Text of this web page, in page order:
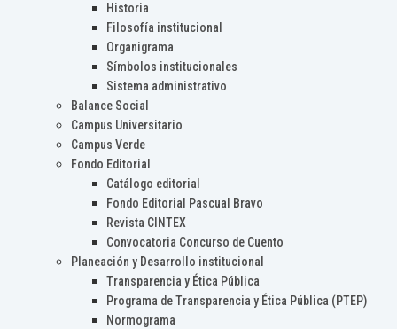
Historia
Filosofía institucional
Organigrama
Símbolos institucionales
Sistema administrativo
Balance Social
Campus Universitario
Campus Verde
Fondo Editorial
Catálogo editorial
Fondo Editorial Pascual Bravo
Revista CINTEX
Convocatoria Concurso de Cuento
Planeación y Desarrollo institucional
Transparencia y Ética Pública
Programa de Transparencia y Ética Pública (PTEP)
Normograma